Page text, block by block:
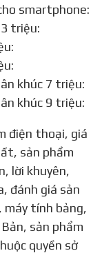
smartphone:
triệu:
khúc 7 triệu:
khúc 9 triệu:
sản phẩm
lời khuyên,
đánh giá sản
máy tính bảng,
sản phẩm
quyền sở